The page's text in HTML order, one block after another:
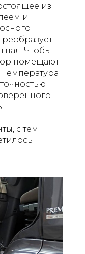
из
и
Чтобы
помещают
Температура
с тем